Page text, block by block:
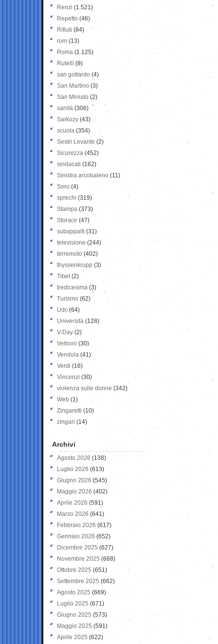
Renzi (1.521)
Repetto (46)
Rifiuti (84)
rom (13)
Roma (1.125)
Rutelli (9)
san gottardo (4)
San Martino (3)
San Miniato (2)
sanità (306)
Sarkozy (43)
scuola (354)
Sestri Levante (2)
Sicurezza (452)
sindacati (162)
Sinistra arcobaleno (11)
Soru (4)
sprechi (319)
Stampa (373)
Storace (47)
subappalti (31)
televisione(244)
terremoto (402)
thyssenkrupp (3)
Tibet(2)
tredicesima (3)
Turismo (62)
Udc (64)
Università (128)
V-Day (2)
Veltroni (30)
Vendola (41)
Verdi (16)
Vincenzi (30)
violenza sulle donne (342)
Web (1)
Zingaretti (10)
zingari (14)
Archivi
Agosto 2026 (138)
Luglio 2026 (613)
Giugno 2026 (545)
Maggio 2026 (402)
Aprile 2026 (591)
Marzo 2026 (641)
Febbraio 2026 (617)
Gennaio 2026 (652)
Dicembre 2025 (627)
Novembre 2025 (668)
Ottobre 2025 (651)
Settembre 2025 (662)
Agosto 2025 (669)
Luglio 2025 (671)
Giugno 2025 (573)
Maggio 2025 (591)
Aprile 2025 (622)